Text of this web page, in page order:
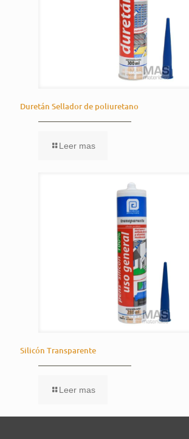
Duretán Sellador de poliuretano
Leer mas
Silicón Transparente
Leer mas